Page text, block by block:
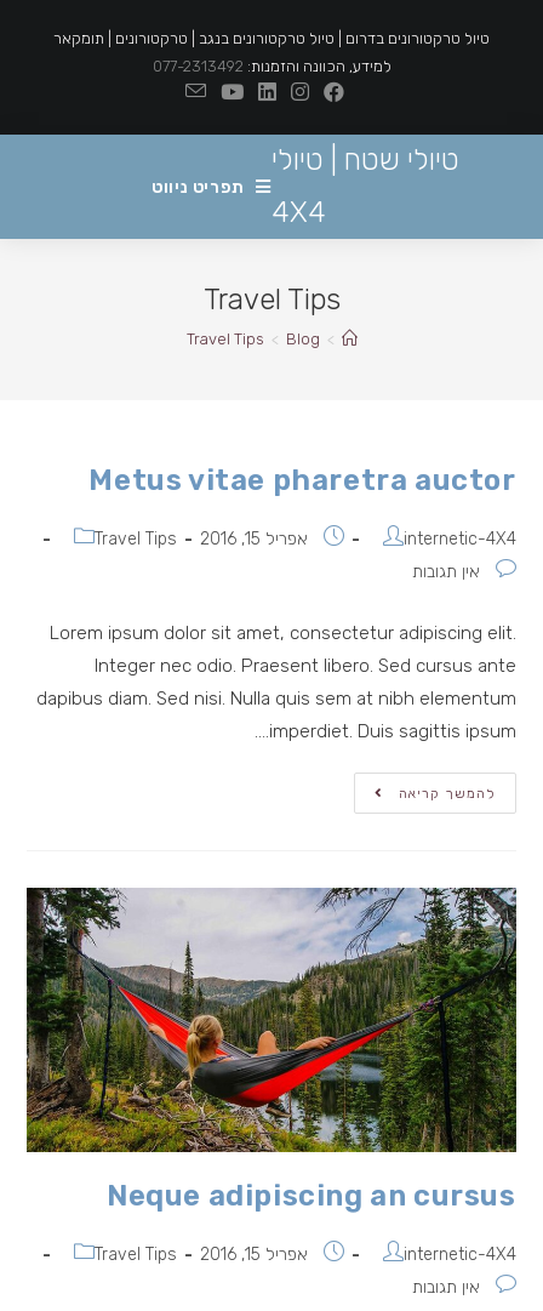
טיול טרקטורונים בדרום | טיול טרקטורונים בנגב | טרקטורונים | תומקאר
למידע, הכוונה והזמנות: 077-2313492
טיולי שטח | טיולי
4X4
תפריט ניווט
Travel Tips
>
Blog
>
Travel Tips
Metus vitae pharetra auctor
מחבר:
internetic-4X4 פורסם:אפריל 15, 2016 קטגוריה:
Travel Tips
תגובות:אין תגובות
Lorem ipsum dolor sit amet, consectetur adipiscing elit.
Integer nec odio. Praesent libero. Sed cursus ante
dapibus diam. Sed nisi. Nulla quis sem at nibh elementum
imperdiet. Duis sagittis ipsum.…
להמשך קריאה
Metus
Vitae
Neque adipiscing an cursus
מחבר:
internetic-4X4 פורסם:אפריל 15, 2016 קטגוריה:
Travel Tips
תגובות:אין תגובות